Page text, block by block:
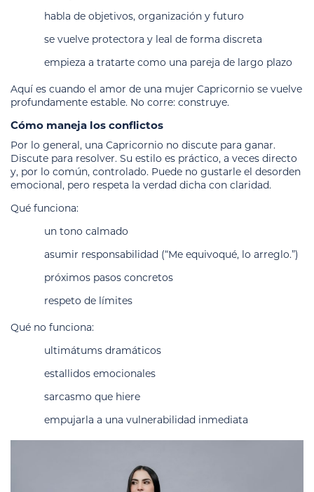
habla de objetivos, organización y futuro
se vuelve protectora y leal de forma discreta
empieza a tratarte como una pareja de largo plazo
Aquí es cuando el amor de una mujer Capricornio se vuelve
profundamente estable. No corre: construye.
Cómo maneja los conflictos
Por lo general, una Capricornio no discute para ganar.
Discute para resolver. Su estilo es práctico, a veces directo
y, por lo común, controlado. Puede no gustarle el desorden
emocional, pero respeta la verdad dicha con claridad.
Qué funciona:
un tono calmado
asumir responsabilidad (“Me equivoqué, lo arreglo.”)
próximos pasos concretos
respeto de límites
Qué no funciona:
ultimátums dramáticos
estallidos emocionales
sarcasmo que hiere
empujarla a una vulnerabilidad inmediata